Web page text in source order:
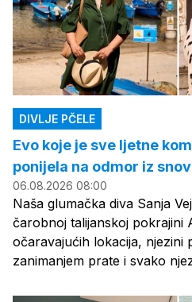
DIVLJE PČELE
Evo koje je sve ljetne
ponijela na odmor iz
06.08.2026 08:00
Naša glumačka diva Sanja
čarobnoj talijanskoj pokrajini
očaravajućih lokacija, njezini
zanimanjem prate i svako